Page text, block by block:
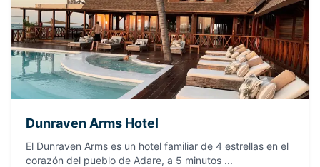
Dunraven Arms Hotel
El Dunraven Arms es un hotel familiar de 4 estrellas en el
corazón del pueblo de Adare, a 5 minutos ...